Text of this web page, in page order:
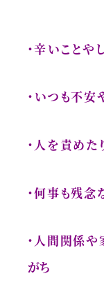
・辛いことや
・いつも不安
・人を責め
・何事も残
・人間関係
がち